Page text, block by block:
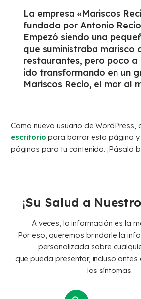
La empresa «Mariscos
fundada por Antonio
Empezó siendo una
que suministraba marisco
restaurantes, pero poco a
ido transformando en un
Mariscos Recio, el mar al
Como nuevo usuario de
escritorio para borrar esta página y
páginas para tu contenido. ¡Pásalo
¡Su Salud a
A veces, la información es la
Por eso, queremos brindarle la
personalizada sobre
que pueda presentar, incluso
los síntomas.